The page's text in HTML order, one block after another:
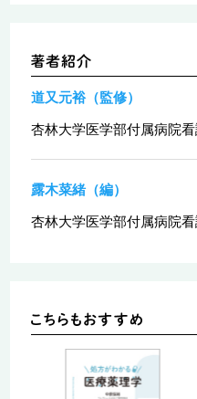
道又元裕（監修）
杏林大学医学部付属病院
露木菜緒（編）
杏林大学医学部付属病院